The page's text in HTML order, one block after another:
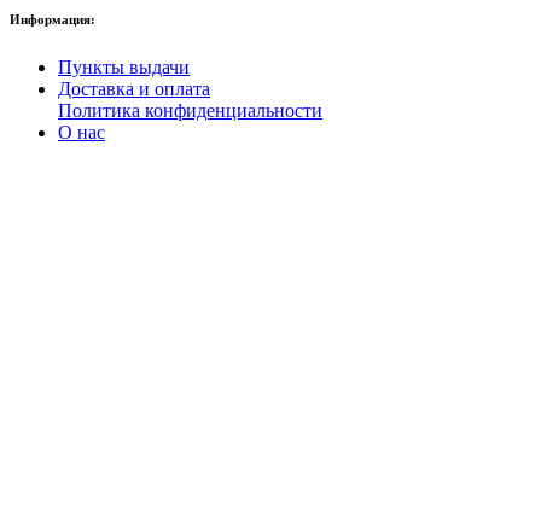
Информация:
Пункты выдачи
Доставка и оплата
Политика конфиденциальности
О нас